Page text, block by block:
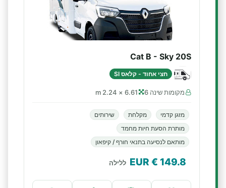
Cat B - Sky 20S
חצי אחוד - קלאס SI
מקומות שינה 6 6.61 × 2.24 m
מזגן קדמי מקלחת
שירותים
מותרת הסעת חיות מחמד
מותאם לנסיעה בתנאי חורף / קיפאון
149.8
€ EUR ללילה